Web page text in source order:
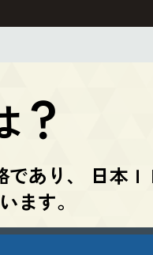
？
あり、
日本
ます。